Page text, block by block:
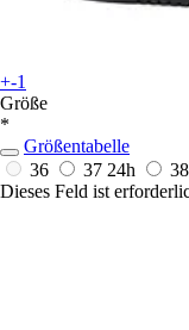
+-1
Größe
*
Größentabelle
36
37 24h 38
Dieses Feld ist